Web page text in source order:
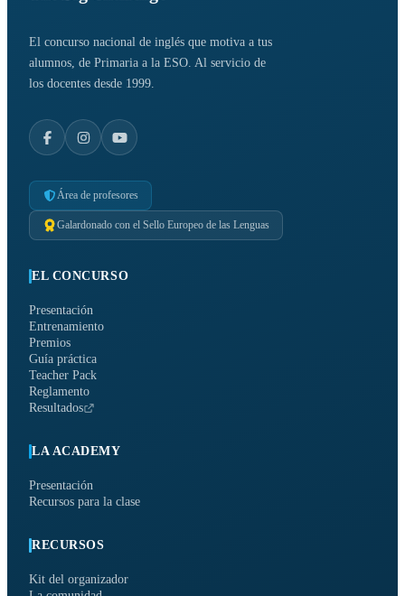
El concurso nacional de inglés que motiva a tus
alumnos, de Primaria a la ESO. Al servicio de
los docentes desde 1999.
Área de profesores
Galardonado con el Sello Europeo de las Lenguas
EL CONCURSO
Presentación
Entrenamiento
Premios
Guía práctica
Teacher Pack
Reglamento
Resultados
LA ACADEMY
Presentación
Recursos para la clase
RECURSOS
Kit del organizador